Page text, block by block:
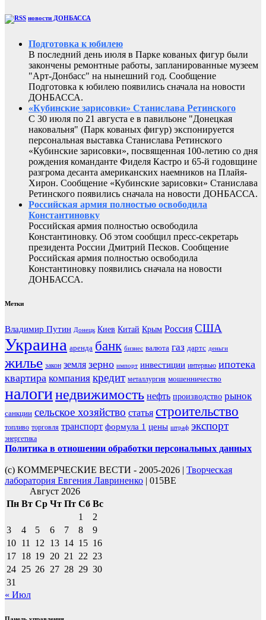
новости ДОНБАССА
Подготовка к юбилею
В последний день июля в Парке кованых фигур были
закончены ремонтные работы, запланированные музеем
"Арт-Донбасс" на нынешний год. Сообщение
Подготовка к юбилею появились сначала на новости
ДОНБАССА.
«Кубинские зарисовки» Станислава Ретинского
С 30 июля по 21 августа е в павильоне "Донецкая
наковальня" (Парк кованых фигур) экспонируется
персональная выставка Станислава Ретинского
«Кубинские зарисовки», посвященная 100-летию со дня
рождения команданте Фиделя Кастро и 65-й годовщине
разгрома десанта американских наемников на Плайя-
Хирон. Сообщение «Кубинские зарисовки» Станислава
Ретинского появились сначала на новости ДОНБАССА.
Российская армия полностью освободила
Константиновку
Российская армия полностью освободила
Константиновку. Об этом сообщил пресс-секретарь
президента России Дмитрий Песков. Сообщение
Российская армия полностью освободила
Константиновку появились сначала на новости
ДОНБАССА.
Метки
Владимир Путин Донецк Киев Китай Крым Россия США
Украина аренда банк бизнес валюта газ дартс деньги
жилье закон земля зерно импорт инвестиции интервью ипотека
квартира компания кредит металлургия мошенничество
налогинедвижимость нефть производство рынок
санкции сельское хозяйство статья строительство
топливо торговля транспорт формула 1 цены штраф экспорт
энергетика
Политика в отношении обработки персональных данных
(с) КОММЕРЧЕСКИЕ ВЕСТИ - 2005-2026 | Творческая
лаборатория Евгения Лавриненко | 015BE
Август 2026
Пн Вт Ср Чт Пт Сб Вс
1
2
3
4 5 6 7 8
9
10 11 12 13 14 15 16
17 18 19 20 21 22 23
24 25 26 27 28 29 30
31
« Июл